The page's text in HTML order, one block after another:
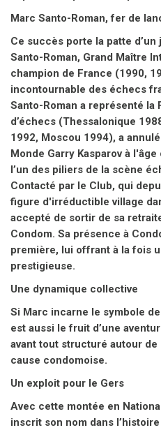
incontournable des échecs
Santo-Roman a représenté la
d’échecs (Thessalonique
1992, Moscou 1994), a
Monde Garry Kasparov à
l’un des piliers de la scène
Contacté par le Club, qui
figure d'irréductible village
accepté de sortir de sa
Condom. Sa présence à
première, lui offrant à la fois
prestigieuse.
Une dynamique collective
Si Marc incarne le symbole
est aussi le fruit d’une
cause condomoise.
Un exploit pour le Gers
Avec cette montée en
inscrit son nom dans
métropoles, voir un club rural
signe fort : le Gers peut aussi
formations nationales!